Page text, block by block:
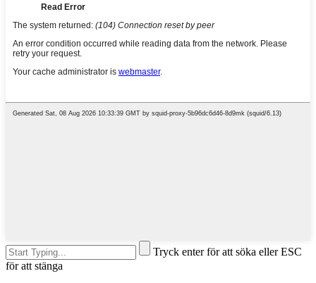
Tryck enter för att söka eller ESC
för att stänga